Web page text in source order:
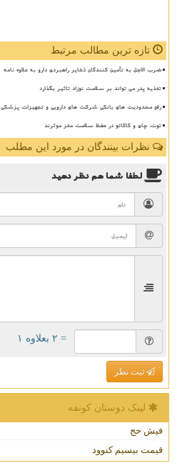
تازه ترین مطالب مرتبط
ضرب الاجل به تأمین کنندگان ذخایر راهبردی دارو به علاوه نامه
تغذیه پدر می تواند بر سلامت نوزاد تاثیر بگذارد
رفع محدودیت های بانکی شرکت های دارویی و تجهیزات پزشکی
توت، چای و کاکائو در حفظ سلامت مغز موثرند
نظرات بینندگان در مورد این مطلب
لطفا شما همنظر دهید
= ۲ بعلاوه ۱
ثبت نظر
لینک دوستان كونفه
فیش حج
قیمت بیسیم کنوود